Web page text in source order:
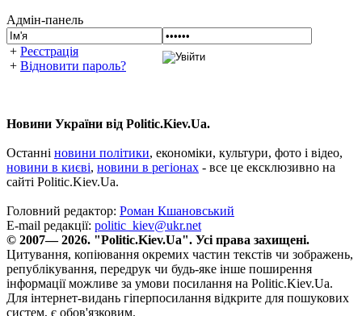
Адмін-панель
+ Реєстрація
+ Відновити пароль?
Новини України від Politic.Kiev.Ua.
Останні новини політики, економіки, культури, фото і відео,
новини в києві, новини в регіонах - все це ексклюзивно на
сайті Politic.Kiev.Ua.
Головний редактор: Роман Кшановський
E-mail редакції: politic_kiev@ukr.net
© 2007— 2026. "Politic.Kiev.Ua". Усі права захищені.
Цитування, копіювання окремих частин текстів чи зображень,
републікування, передрук чи будь-яке інше поширення
інформації можливе за умови посилання на Politic.Kiev.Ua.
Для інтернет-видань гіперпосилання відкрите для пошукових
систем, є обов'язковим.